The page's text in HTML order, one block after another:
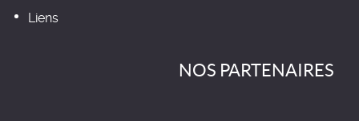
Liens
NOS PARTENAIRES